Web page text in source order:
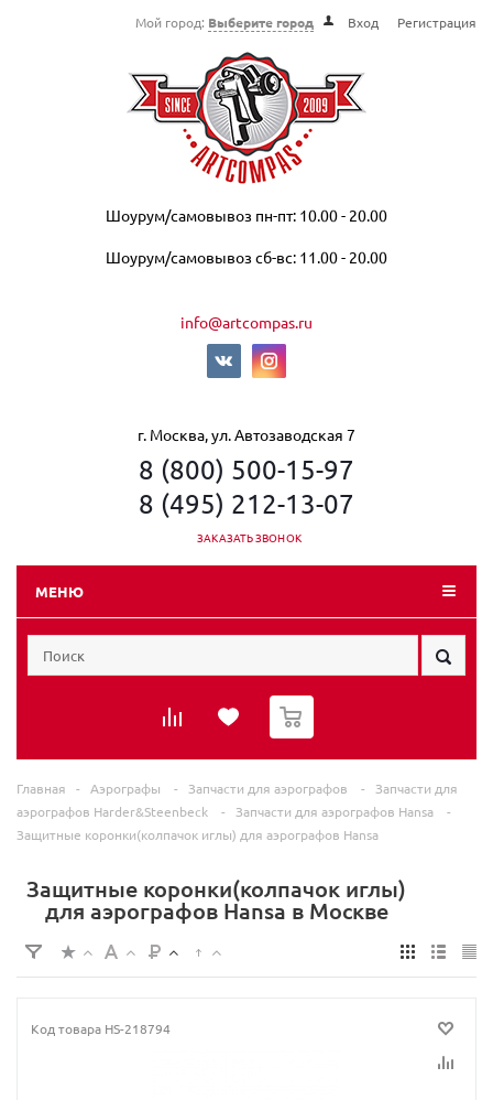
Мой город: Выберите город Вход Регистрация
Шоурум/самовывоз пн-пт: 10.00 - 20.00
Шоурум/самовывоз сб-вс: 11.00 - 20.00
info@artcompas.ru
г. Москва, ул. Автозаводская 7
8 (800) 500-15-97
8 (495) 212-13-07
ЗАКАЗАТЬ ЗВОНОК
МЕНЮ
0
Главная - Аэрографы - Запчасти для аэрографов -
Запчасти для
аэрографов Harder&Steenbeck
- Запчасти для аэрографов Hansa
-
Защитные коронки(колпачок иглы) для аэрографов Hansa
Защитные коронки(колпачок иглы)
для аэрографов Hansa в Москве
Код товара HS-218794